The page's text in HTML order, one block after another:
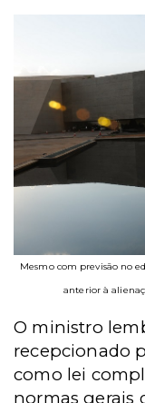
Mesmo com previsão no
anterior à
O ministro
recepcionado
como lei
normas gerais